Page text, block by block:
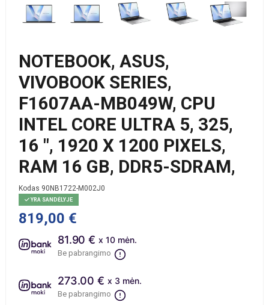
NOTEBOOK, ASUS,
VIVOBOOK SERIES,
F1607AA-MB049W, CPU
INTEL CORE ULTRA 5, 325,
16 ", 1920 X 1200 PIXELS,
RAM 16 GB, DDR5-SDRAM,
Kodas 90NB1722-M002J0
YRA SANDĖLYJE
819,00 €
81.90 € x 10 mėn.
Be pabrangimo
273.00 € x 3 mėn.
Be pabrangimo